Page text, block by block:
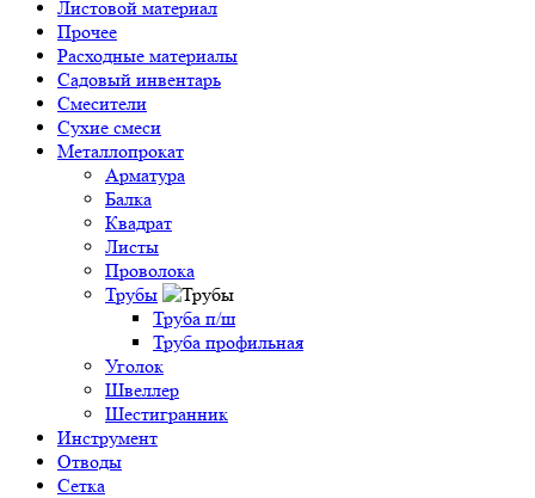
Листовой материал
Прочее
Расходные материалы
Садовый инвентарь
Смесители
Сухие смеси
Металлопрокат
Арматура
Балка
Квадрат
Листы
Проволока
Трубы
Труба п/ш
Труба профильная
Уголок
Швеллер
Шестигранник
Инструмент
Отводы
Сетка